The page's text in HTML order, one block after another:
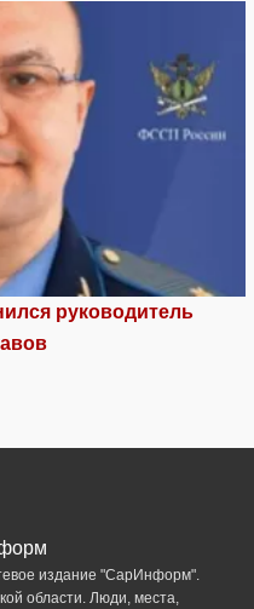
руководитель
издание "СарИнформ".
области. Люди, места,